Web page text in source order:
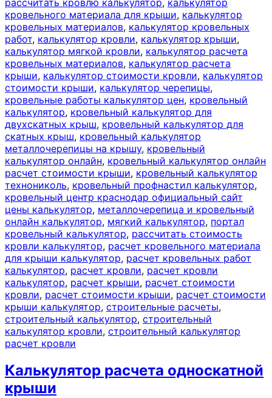
рассчитать кровлю калькулятор, калькулятор
кровельного материала для крыши, калькулятор
кровельных материалов, калькулятор кровельных
работ, калькулятор кровли, калькулятор крыши,
калькулятор мягкой кровли, калькулятор расчета
кровельных материалов, калькулятор расчета
крыши, калькулятор стоимости кровли, калькулятор
стоимости крыши, калькулятор черепицы,
кровельные работы калькулятор цен, кровельный
калькулятор, кровельный калькулятор для
двухскатных крыш, кровельный калькулятор для
скатных крыш, кровельный калькулятор
металлочерепицы на крышу, кровельный
калькулятор онлайн, кровельный калькулятор онлайн
расчет стоимости крыши, кровельный калькулятор
технониколь, кровельный профнастил калькулятор,
кровельный центр краснодар официальный сайт
цены калькулятор, металлочерепица и кровельный
онлайн калькулятор, мягкий калькулятор, портал
кровельный калькулятор, рассчитать стоимость
кровли калькулятор, расчет кровельного материала
для крыши калькулятор, расчет кровельных работ
калькулятор, расчет кровли, расчет кровли
калькулятор, расчет крыши, расчет стоимости
кровли, расчет стоимости крыши, расчет стоимости
крыши калькулятор, строительные расчеты,
строительный калькулятор, строительный
калькулятор кровли, строительный калькулятор
расчет кровли
Калькулятор расчета односкатной
крыши